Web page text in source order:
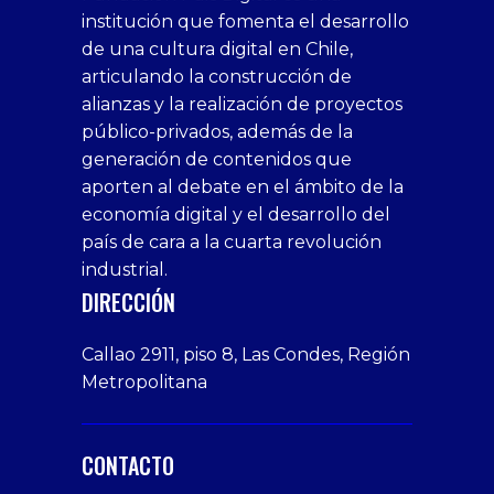
canlı
casino
siteleri
bedava
bonus
veren
siteler
1xbet
deneme
bonusu
veren
deneme
bonusu
veren
siteler
siteleri
1win
xslot
sahabet
giriş
1xbet
giriş
tarafbet
giriş
veren
siteler
deneme
bonusu
Deneme
bonusu
veren
siteler
siteleri
siteleri
Couple
xxx
homemade
porn
on
webcam
Cumshots
Tits
Free
Amateur
Porn
Xxx
Indian
Big
Butt
sex
veren
siteler
deneme
bonusu
veren
siteler
institución que fomenta el desarrollo
de una cultura digital en Chile,
articulando la construcción de
alianzas y la realización de proyectos
público-privados, además de la
generación de contenidos que
aporten al debate en el ámbito de la
economía digital y el desarrollo del
país de cara a la cuarta revolución
industrial.
DIRECCIÓN
Callao 2911, piso 8, Las Condes, Región
Metropolitana
CONTACTO